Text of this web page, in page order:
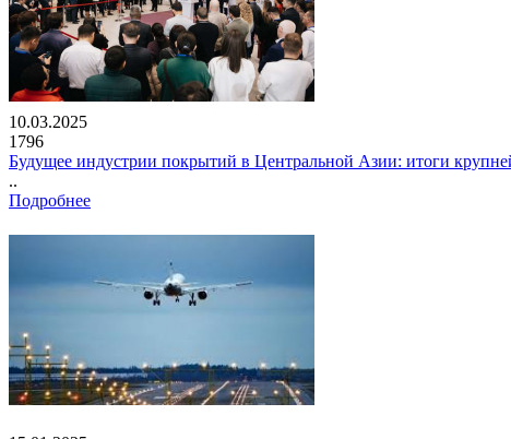
10.03.2025
1796
Будущее индустрии покрытий в Центральной Азии: итоги
..
Подробнее